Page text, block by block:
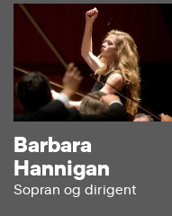
Barbara
Hannigan
Sopran og dirigent